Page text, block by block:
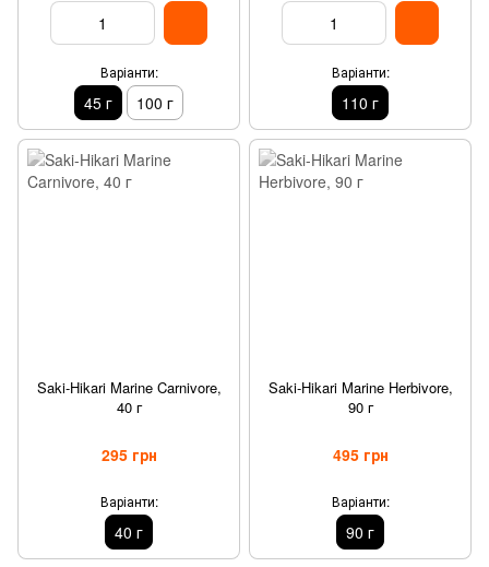
Варіанти:
45 г 100 г
Варіанти:
110 г
Saki-Hikari Marine Carnivore,
40 г
295 грн
Варіанти:
40 г
Saki-Hikari Marine Herbivore,
90 г
495 грн
Варіанти:
90 г